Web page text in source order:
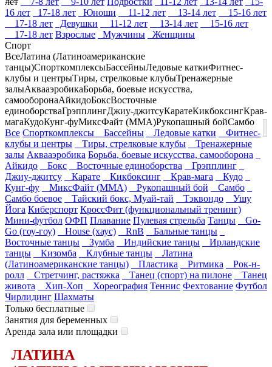
16 лет
17-18 лет Юноши 11-12 лет 13-14 лет
15-16 лет
17-18 лет
Девушки 11-12 лет 13-14 лет
15-16 лет
17-18 лет Взрослые Мужчины
Женщины
Спорт
ВсеЛатина (Латиноамериканские
танцы)СпорткомплексыБассейныЛедовые каткиФитнес-
клубы и центрыТиры, стрелковые клубыТренажерные
залыАквааэробикаБорьба, боевые искусства,
самооборонаАйкидоБоксВосточные
единоборстваГрэпплингДжиу-джитсуКаратеКикбоксингКрав-
магаКудоКунг-фуМиксФайт (ММА)Рукопашный бойСамбо
Все Спорткомплексы Бассейны Ледовые катки
Фитнес-
клубы и центры
Тиры, стрелковые клубы
Тренажерные
залы Аквааэробика Борьба, боевые искусства, самооборона
Айкидо
Бокс Восточные единоборства
Грэпплинг
Джиу-джитсу
Карате Кикбоксинг Крав-мага
Кудо
Кунг-фу
МиксФайт (ММА) Рукопашный бой
Самбо
Самбо боевое
Тайский бокс, Муай-тай Тэквондо
Ушу
Йога Киберспорт КроссФит (функциональный тренинг)
Мини-футбол ОФП Плавание Пулевая стрельба Танцы
Go-
Go (гоу-гоу)
House (хаус) RnB
Бальные танцы
Восточные танцы
Зумба Индийские танцы
Ирландские
танцы
Кизомба Клубные танцы
Латина
(Латиноамериканские танцы)
Пластика Ритмика
Рок-н-
ролл
Стретчинг, растяжка Танец (спорт) на пилоне
Танец
живота
Хип-Хоп Хореография Теннис Фехтование Футбол
Чирлидинг Шахматы
Только бесплатные
Занятия для беременных
Аренда зала или площадки
ЛАТИНА